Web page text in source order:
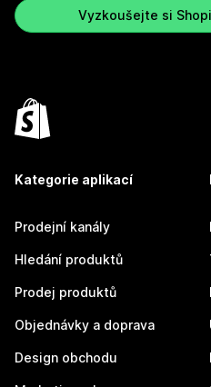
Vyzkoušejte si
Kategorie aplikací
Prodejní kanály
Hledání produktů
Prodej produktů
Objednávky a doprava
Design obchodu